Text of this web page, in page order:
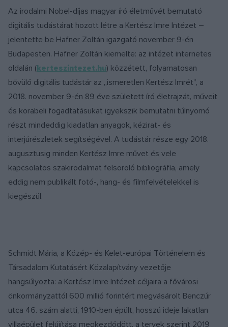
Az irodalmi Nobel-díjas magyar író életművét bemutató
digitális tudástárat hozott létre a Kertész Imre Intézet –
jelentette be Hafner Zoltán igazgató november 9-én
Budapesten. Hafner Zoltán kiemelte: az intézet internetes
oldalán (kerteszintezet.hu) közzétett, folyamatosan
bővülő digitális tudástár az „ismeretlen Kertész Imrét”, a
2018. november 9-én 89 éve született író életrajzát, műveit
és korabeli fogadtatásukat igyekszik bemutatni túlnyomó
részt mindeddig kiadatlan anyagok, kézirat- és
interjúrészletek segítségével. A tudástár része egy 2018.
augusztusig minden Kertész Imre művet és vele
kapcsolatos szakirodalmat felsoroló bibliográfia, amely
eddig nem publikált fotó-, hang- és filmfelvételekkel is
kiegészül.
Schmidt Mária, a Közép- és Kelet-európai Történelem és
Társadalom Kutatásért Közalapítvány vezetője
hangsúlyozta: a Kertész Imre Intézet céljaira a fővárosi
önkormányzattól 600 millió forintért megvásárolt Benczúr
utca 46. szám alatti, 1910-ben épült, hosszú ideje lakatlan
villaépület felújítása megkezdődött, a tervek szerint 2019